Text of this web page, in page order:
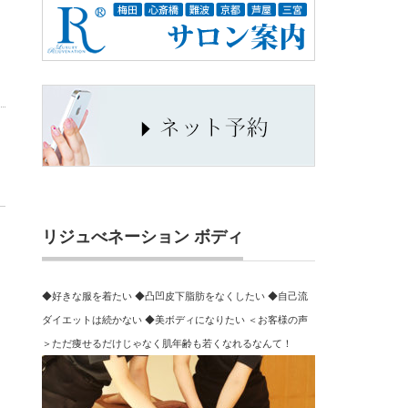
リジュべネーション ボディ
◆好きな服を着たい ◆凸凹皮下脂肪をなくしたい ◆自己流
ダイエットは続かない ◆美ボディになりたい ＜お客様の声
＞ただ痩せるだけじゃなく肌年齢も若くなれるなんて！